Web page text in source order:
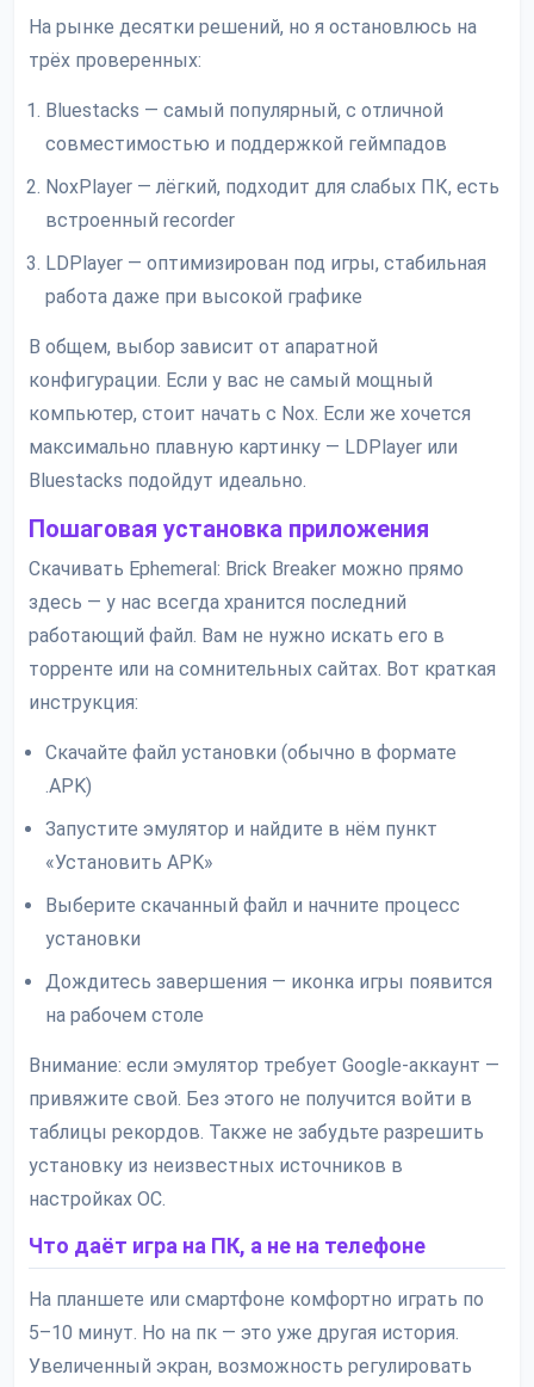
На рынке десятки решений, но я остановлюсь на
трёх проверенных:
Bluestacks — самый популярный, с отличной
совместимостью и поддержкой геймпадов
NoxPlayer — лёгкий, подходит для слабых ПК, есть
встроенный recorder
LDPlayer — оптимизирован под игры, стабильная
работа даже при высокой графике
В общем, выбор зависит от апаратной
конфигурации. Если у вас не самый мощный
компьютер, стоит начать с Nox. Если же хочется
максимально плавную картинку — LDPlayer или
Bluestacks подойдут идеально.
Пошаговая установка приложения
Скачивать Ephemeral: Brick Breaker можно прямо
здесь — у нас всегда хранится последний
работающий файл. Вам не нужно искать его в
торренте или на сомнительных сайтах. Вот краткая
инструкция:
Скачайте файл установки (обычно в формате
.APK)
Запустите эмулятор и найдите в нём пункт
«Установить APK»
Выберите скачанный файл и начните процесс
установки
Дождитесь завершения — иконка игры появится
на рабочем столе
Внимание: если эмулятор требует Google-аккаунт —
привяжите свой. Без этого не получится войти в
таблицы рекордов. Также не забудьте разрешить
установку из неизвестных источников в
настройках ОС.
Что даёт игра на ПК, а не на телефоне
На планшете или смартфоне комфортно играть по
5–10 минут. Но на пк — это уже другая история.
Увеличенный экран, возможность регулировать